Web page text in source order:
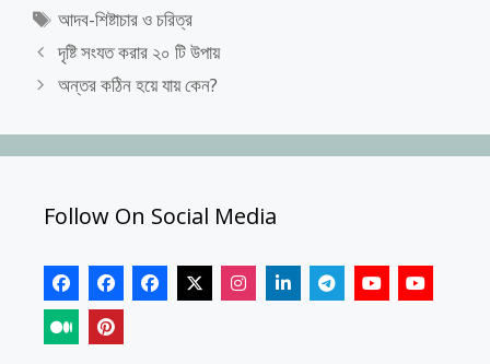
Tags
আদব-শিষ্টাচার ও চরিত্র
দৃষ্টি সংযত করার ২০ টি উপায়
অন্তর কঠিন হয়ে যায় কেন?
Follow On Social Media